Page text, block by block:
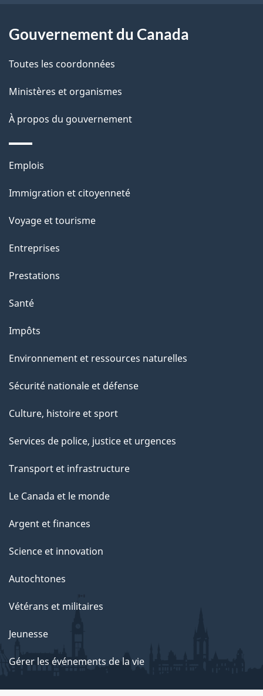
e
l
a
p
a
g
e
Gouvernement du Canada
Toutes les coordonnées
Ministères et organismes
À propos du gouvernement
Thèmes
sujets
Emplois
Immigration et citoyenneté
Voyage et tourisme
Entreprises
Prestations
Santé
Impôts
Environnement et ressources naturelles
Sécurité nationale et défense
Culture, histoire et sport
Services de police, justice et urgences
Transport et infrastructure
Le Canada et le monde
Argent et finances
Science et innovation
Autochtones
Vétérans et militaires
Jeunesse
Gérer les événements de la vie